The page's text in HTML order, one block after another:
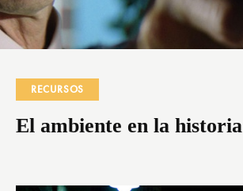
RECURSOS
El ambiente en la historia